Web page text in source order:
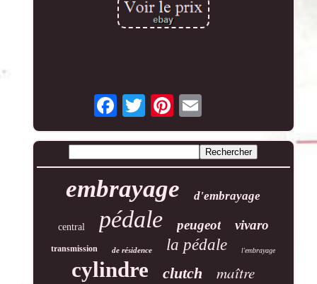
embrayage d'embrayage
central pédale peugeot vivaro
transmission de résidence la pédale l'embrayage
cylindre clutch maître